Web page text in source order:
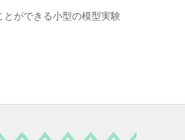
ができる小型の模型実験